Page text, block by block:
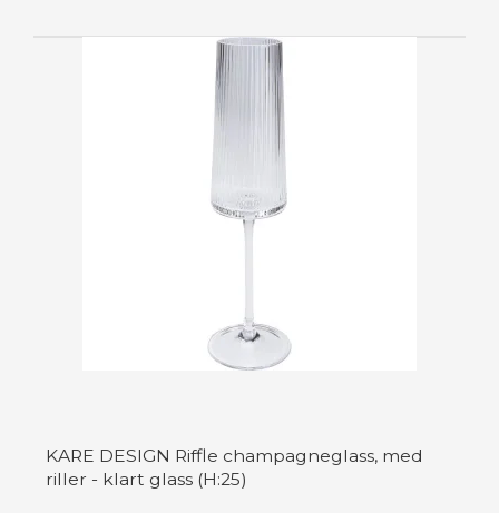
KARE DESIGN Riffle champagneglass, med
riller - klart glass (H:25)